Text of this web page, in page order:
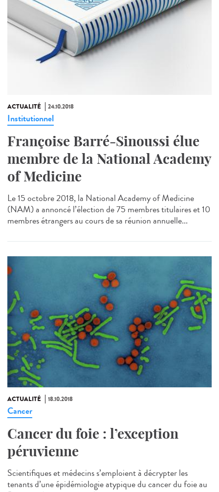
ACTUALITÉ 24.10.2018
Institutionnel
Françoise Barré-Sinoussi élue
membre de la National Academy
of Medicine
Le 15 octobre 2018, la National Academy of Medicine
(NAM) a annoncé l’élection de 75 membres titulaires et 10
membres étrangers au cours de sa réunion annuelle...
ACTUALITÉ 18.10.2018
Cancer
Cancer du foie : l’exception
péruvienne
Scientifiques et médecins s’emploient à décrypter les
tenants d’une épidémiologie atypique du cancer du foie au